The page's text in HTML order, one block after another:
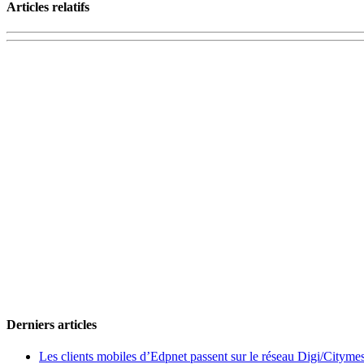
Articles relatifs
Derniers articles
Les clients mobiles d’Edpnet passent sur le réseau Digi/